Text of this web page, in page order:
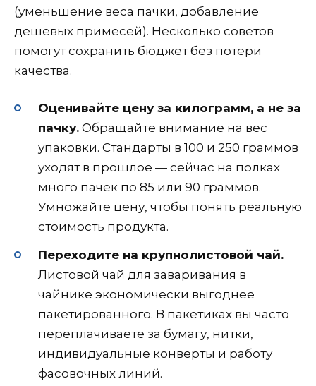
(уменьшение веса пачки, добавление
дешевых примесей). Несколько советов
помогут сохранить бюджет без потери
качества.
Оценивайте цену за килограмм, а не за
пачку. Обращайте внимание на вес
упаковки. Стандарты в 100 и 250 граммов
уходят в прошлое — сейчас на полках
много пачек по 85 или 90 граммов.
Умножайте цену, чтобы понять реальную
стоимость продукта.
Переходите на крупнолистовой чай.
Листовой чай для заваривания в
чайнике экономически выгоднее
пакетированного. В пакетиках вы часто
переплачиваете за бумагу, нитки,
индивидуальные конверты и работу
фасовочных линий.